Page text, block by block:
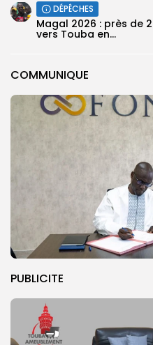
COMMUNIQUE
PUBLICITE
DÉPÊCHES
Magal 2026 : près de
vers Touba en...